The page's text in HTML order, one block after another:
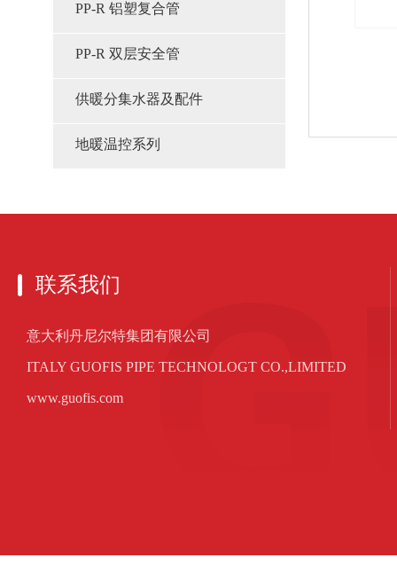
PP-R 铝塑复合管
PP-R 双层安全管
供暖分集水器及配件
地暖温控系列
联系我们
意大利丹尼尔特集团有限公司
ITALY GUOFIS PIPE TECHNOLOGT CO.,LIMITED
www.guofis.com